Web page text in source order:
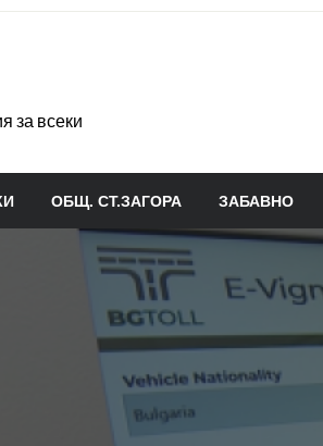
за всеки
ОБЩ. СТ.ЗАГОРА ЗАБАВНО